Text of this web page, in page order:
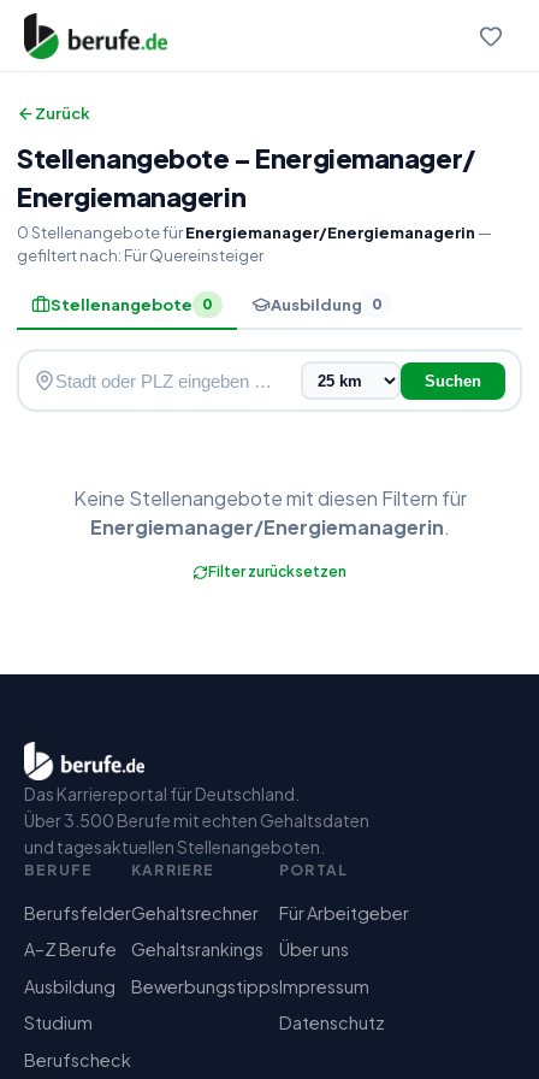
Zurück
Stellenangebote – Energiemanager/
Energiemanagerin
0StellenangebotefürEnergiemanager/Energiemanagerin —
gefiltert nach: Für Quereinsteiger
Stellenangebote 0 Ausbildung 0
Suchen
Keine Stellenangebotemit diesen Filtern für
Energiemanager/Energiemanagerin.
Filter zurücksetzen
Das Karriereportal für Deutschland.
Über 3.500 Berufe mit echten Gehaltsdaten
und tagesaktuellen Stellenangeboten.
BERUFE
Berufsfelder
A–Z Berufe
Ausbildung
Studium
Berufscheck
KARRIERE
Gehaltsrechner
Gehaltsrankings
Bewerbungstipps
PORTAL
Für Arbeitgeber
Über uns
Impressum
Datenschutz